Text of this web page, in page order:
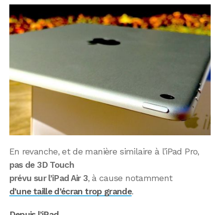
En revanche, et de manière similaire à l’iPad Pro,
pas de 3D Touch
prévu sur l’iPad Air 3, à cause notamment
d’une taille d’écran trop grande.